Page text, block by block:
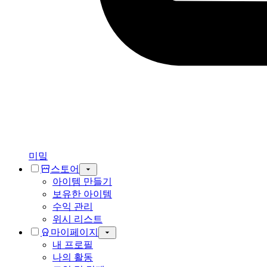
미밐
스토어
아이템 만들기
보유한 아이템
수익 관리
위시 리스트
마이페이지
내 프로필
나의 활동